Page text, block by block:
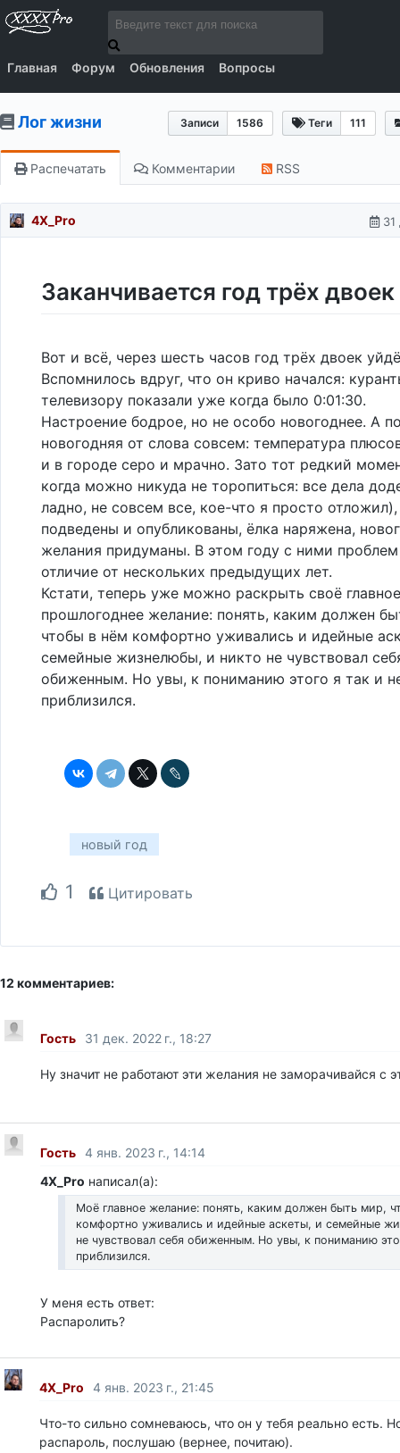
Главная Форум Обновления Вопросы
Записи 1586 Теги 111
Лог жизни
Распечатать Комментарии RSS
4X_Pro 31
Заканчивается год трёх двоек
Вот и всё, через шесть часов год трёх двоек
Вспомнилось вдруг, что он криво начался:
телевизору показали уже когда было 0:01:30.
Настроение бодрое, но не особо новогоднее. А
новогодняя от слова совсем: температура
и в городе серо и мрачно. Зато тот редкий
когда можно никуда не торопиться: все дела
ладно, не совсем все, кое-что я просто отложил),
подведены и опубликованы, ёлка наряжена,
желания придуманы. В этом году с ними
отличие от нескольких предыдущих лет.
Кстати, теперь уже можно раскрыть своё главное
прошлогоднее желание: понять, каким должен
чтобы в нём комфортно уживались и идейные
семейные жизнелюбы, и никто не чувствовал
обиженным. Но увы, к пониманию этого я так и
приблизился.
новый год
1 Цитировать
12 комментариев:
Гость 31 дек. 2022 г., 18:27
Ну значит не работают эти желания не заморачивайся с
Гость
4 янв. 2023 г., 14:14
4X_Pro написал(а):
Моё главное желание: понять, каким должен быть мир,
комфортно уживались и идейные аскеты, и семейные
не чувствовал себя обиженным. Но увы, к пониманию
приблизился.
У меня есть ответ:
Распаролить?
4X_Pro 4 янв. 2023 г., 21:45
Что-то сильно сомневаюсь, что он у тебя реально есть.
распароль, послушаю (вернее, почитаю).